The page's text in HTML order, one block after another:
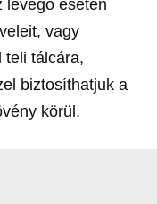
levegő esetén
vagy
teli tálcára,
biztosíthatjuk a
körül.